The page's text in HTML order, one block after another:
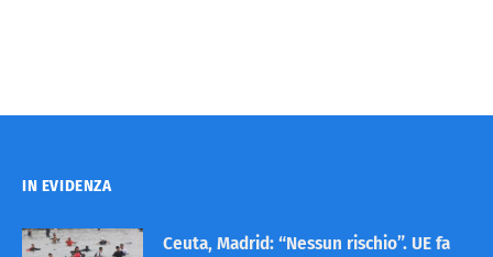
IN EVIDENZA
Ceuta, Madrid: “Nessun rischio”. UE fa